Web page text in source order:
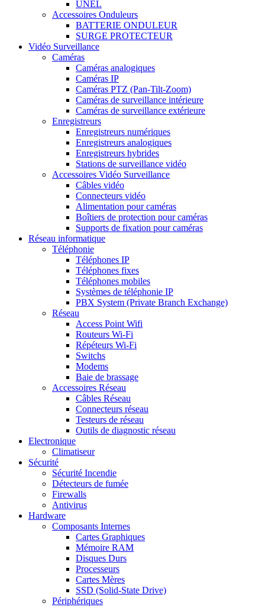
UNEL
Accessoires Onduleurs
BATTERIE ONDULEUR
SURGE PROTECTEUR
Vidéo Surveillance
Caméras
Caméras analogiques
Caméras IP
Caméras PTZ (Pan-Tilt-Zoom)
Caméras de surveillance intérieure
Caméras de surveillance extérieure
Enregistreurs
Enregistreurs numériques
Enregistreurs analogiques
Enregistreurs hybrides
Stations de surveillance vidéo
Accessoires Vidéo Surveillance
Câbles vidéo
Connecteurs vidéo
Alimentation pour caméras
Boîtiers de protection pour caméras
Supports de fixation pour caméras
Réseau informatique
Téléphonie
Téléphones IP
Téléphones fixes
Téléphones mobiles
Systèmes de téléphonie IP
PBX System (Private Branch Exchange)
Réseau
Access Point Wifi
Routeurs Wi-Fi
Répéteurs Wi-Fi
Switchs
Modems
Baie de brassage
Accessoires Réseau
Câbles Réseau
Connecteurs réseau
Testeurs de réseau
Outils de diagnostic réseau
Electronique
Climatiseur
Sécurité
Sécurité Incendie
Détecteurs de fumée
Firewalls
Antivirus
Hardware
Composants Internes
Cartes Graphiques
Mémoire RAM
Disques Durs
Processeurs
Cartes Mères
SSD (Solid-State Drive)
Périphériques